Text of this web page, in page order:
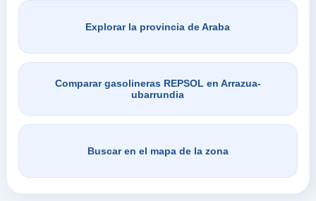
Explorar la provincia de Araba
Comparar gasolineras REPSOL en Arrazua-
ubarrundia
Buscar en el mapa de la zona